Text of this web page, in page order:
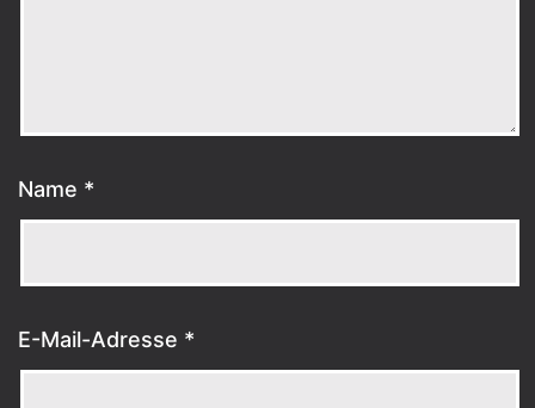
Name *
E-Mail-Adresse *